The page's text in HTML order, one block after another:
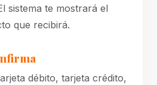
sistema te mostrará el
que recibirá.
débito, tarjeta crédito,